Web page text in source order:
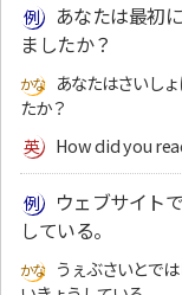
あなたは最初
ましたか？
あなたはさいし
たか？
How did you
ウェブサイト
している。
うぇぶさいとで